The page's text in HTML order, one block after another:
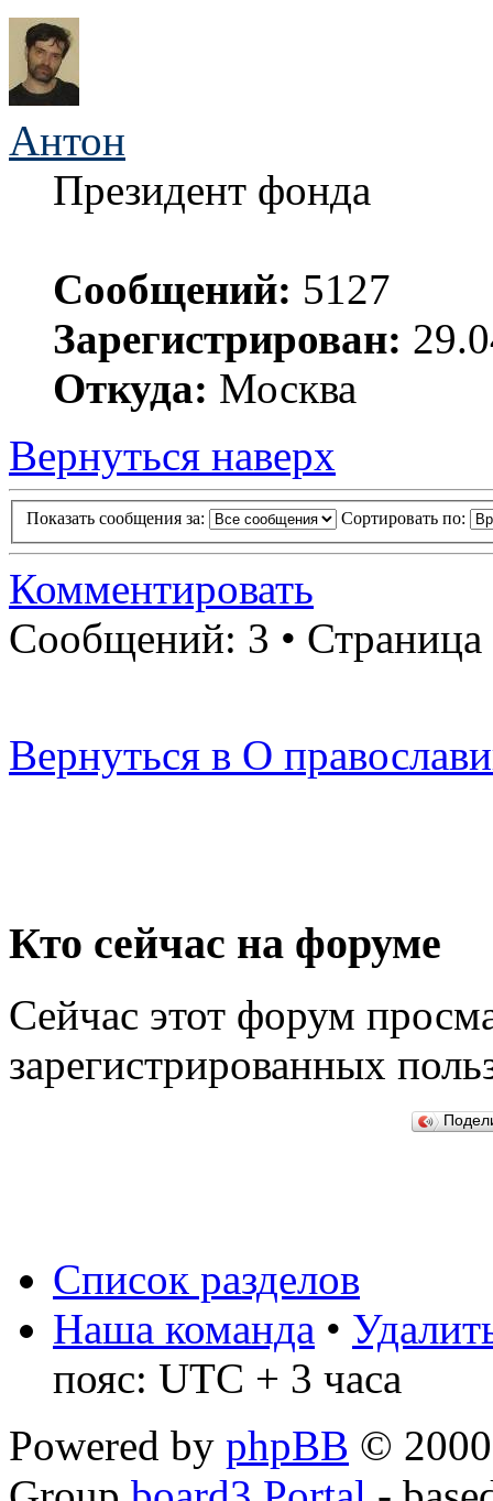
Антон
Президент фонда
Сообщений: 5127
Зарегистрирован:
Откуда: Москва
Вернуться наверх
Показать сообщения за: Сортировать по:
Комментировать
Сообщений: 3 • Страница
Вернуться в О
Кто сейчас на форуме
Сейчас этот форум
зарегистрированных
Список разделов
Наша команда •
пояс: UTC + 3 часа
Powered by phpBB ©